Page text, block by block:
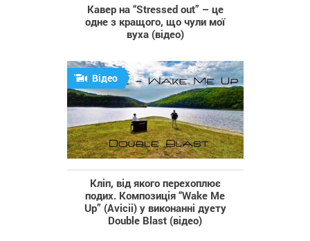
Кавер на “Stressed out” – це
одне з кращого, що чули мої
вуха (відео)
Відео
Кліп, від якого перехоплює
подих. Композиція “Wake Me
Up” (Avicii) у виконанні дуету
Double Blast (відео)